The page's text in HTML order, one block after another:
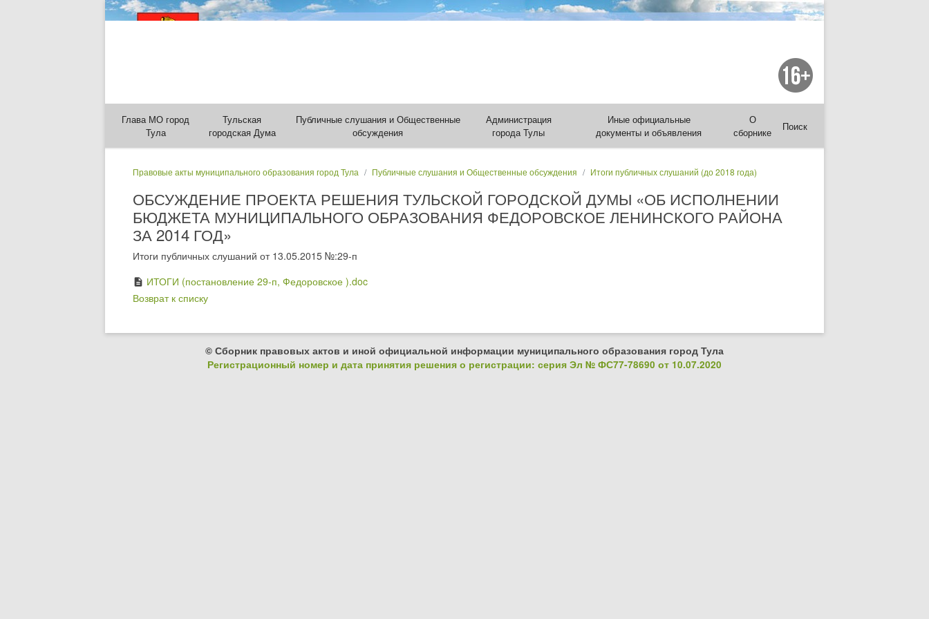
Глава МО город
Тула
Тульская
городская Дума
Публичные слушания и Общественные
обсуждения
Администрация
города Тулы
Иные официальные
документы и объявления
О
сборнике
Поиск
Правовые акты муниципального образования город Тула Публичные слушания и Общественные обсуждения Итоги публичных слушаний (до 2018 года)
ОБСУЖДЕНИЕ ПРОЕКТА РЕШЕНИЯ ТУЛЬСКОЙ ГОРОДСКОЙ ДУМЫ «ОБ ИСПОЛНЕНИИ
БЮДЖЕТА МУНИЦИПАЛЬНОГО ОБРАЗОВАНИЯ ФЕДОРОВСКОЕ ЛЕНИНСКОГО РАЙОНА
ЗА 2014 ГОД»
Итоги публичных слушаний от 13.05.2015 №:29-п
description ИТОГИ (постановление 29-п, Федоровское ).doc
Возврат к списку
© Сборник правовых актов и иной официальной информации муниципального образования город Тула
Регистрационный номер и дата принятия решения о регистрации: серия Эл № ФС77-78690 от 10.07.2020